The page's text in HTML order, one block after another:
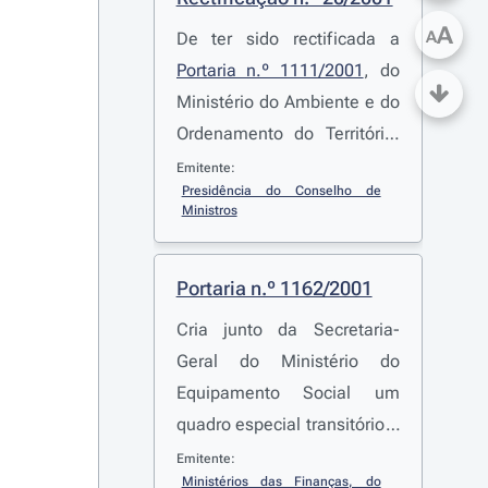
De ter sido rectificada a
Portaria n.º 1111/2001 , do
Ministério do Ambiente e do
Ordenamento do Território,
que identifica os elementos
estatísticos referentes a
serem remetidas pelas
câmaras municipais ao
Instituto Nacional de
Estatística, ao abrigo do
Decreto-Lei n.º 555/99
, de
16 de Dezembro, na
redacção dada pelo
Decreto-Lei n.º 177/2001
Emitente:
Presidência do Conselho de
Ministros
Portaria n.º 1162/2001
Cria junto da Secretaria-
Geral do Ministério do
Equipamento Social um
quadro especial transitório a
que ficarão vinculados os
Emitente:
Ministérios das Finanças, do
AA